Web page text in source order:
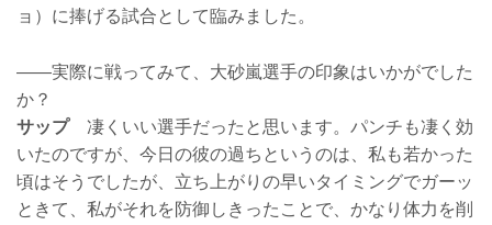
ョ）に捧げる試合として臨みました。
——実際に戦ってみて、大砂嵐選手の印象はいかがでした
か？
サップ凄くいい選手だったと思います。パンチも凄く効
いたのですが、今日の彼の過ちというのは、私も若かった
頃はそうでしたが、立ち上がりの早いタイミングでガーッ
ときて、私がそれを防御しきったことで、かなり体力を削